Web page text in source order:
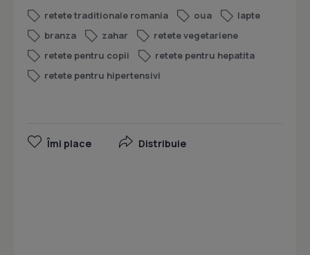
retete traditionale romania oua
lapte
branza
zahar
retete vegetariene
retete pentru copii
retete pentru hepatita
retete pentru hipertensivi
Îmi place Distribuie